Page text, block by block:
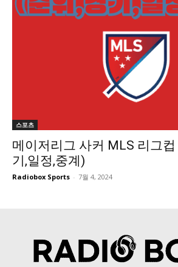
스포츠
메이저리그 사커 MLS 리그
기,일정,중계)
Radiobox Sports - 7월 4, 2024